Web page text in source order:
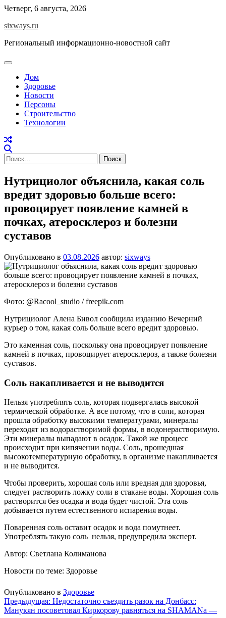
Перейти
содержимому
Четверг, 6 августа, 2026
sixways.ru
Региональный информационно-новостной сайт
Дом
Здоровье
Новости
Персоны
Строительство
Технологии
Найти:
Нутрициолог объяснила, какая соль
вредит здоровью больше всего:
провоцирует появление камней в
почках, атеросклероз и болезни
суставов
Опубликовано в 03.08.2026 автор: sixways
Фото: @Racool_studio / freepik.com
Нутрициолог Алена Бивол сообщила изданию Вечерний
курьер о том, какая соль больше всего вредит здоровью.
Это каменная соль, поскольку она провоцирует появление
камней в почках, провоцирует атеросклероз, а также болезни
суставов.
Соль накапливается и не выводится
Нельзя употреблять соль, которая подвергалась высокой
термической обработке. А все потому, что в соли, которая
прошла обработку высокими температурами, минералы
переходят из водорастворимой формы, в водонерастворимую.
Эти минералы выпадают в осадок. Такой же процесс
происходит при кипячении воды. Соль, прошедшая
высокотемпературную обработку, в организме накапливается
и не выводится.
Чтобы проверить, хорошая соль или вредная для здоровья,
следует растворить ложку соли в стакане воды. Хорошая соль
растворится без осадка и вода будет чистой. Эта соль
добывается путем естественного испарения воды.
Поваренная соль оставит осадок и вода помутнеет.
Употреблять такую соль нельзя, предупредила эксперт.
Автор: Светлана Колиманова
Новости по теме: Здоровье
Опубликовано в Здоровье
Навигация
Предыдущая: Недостаточно съездить разок на Донбасс:
Манукян посоветовал Киркорову равняться на SHAMANа —